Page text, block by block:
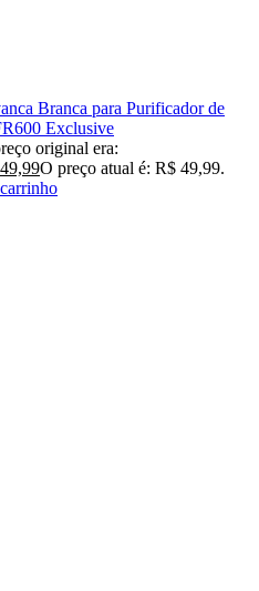
Branca para Purificador de
Exclusive
original era:
49,99O preço atual é: R$ 49,99.